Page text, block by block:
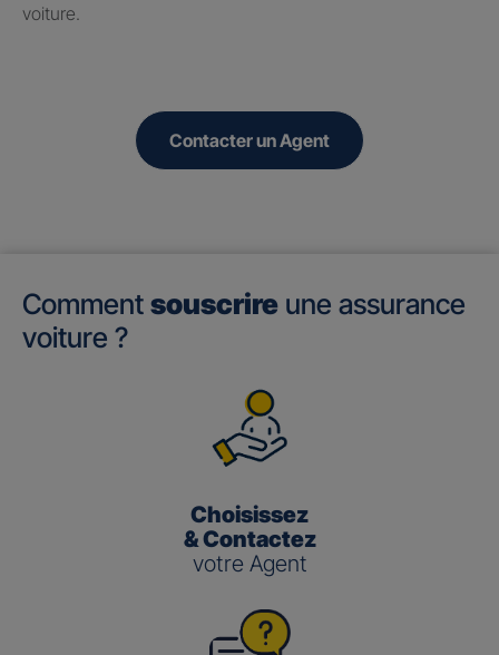
voiture.
Contacter un Agent
Comment souscrire une assurance
voiture ?
Choisissez
& Contactez
votre Agent